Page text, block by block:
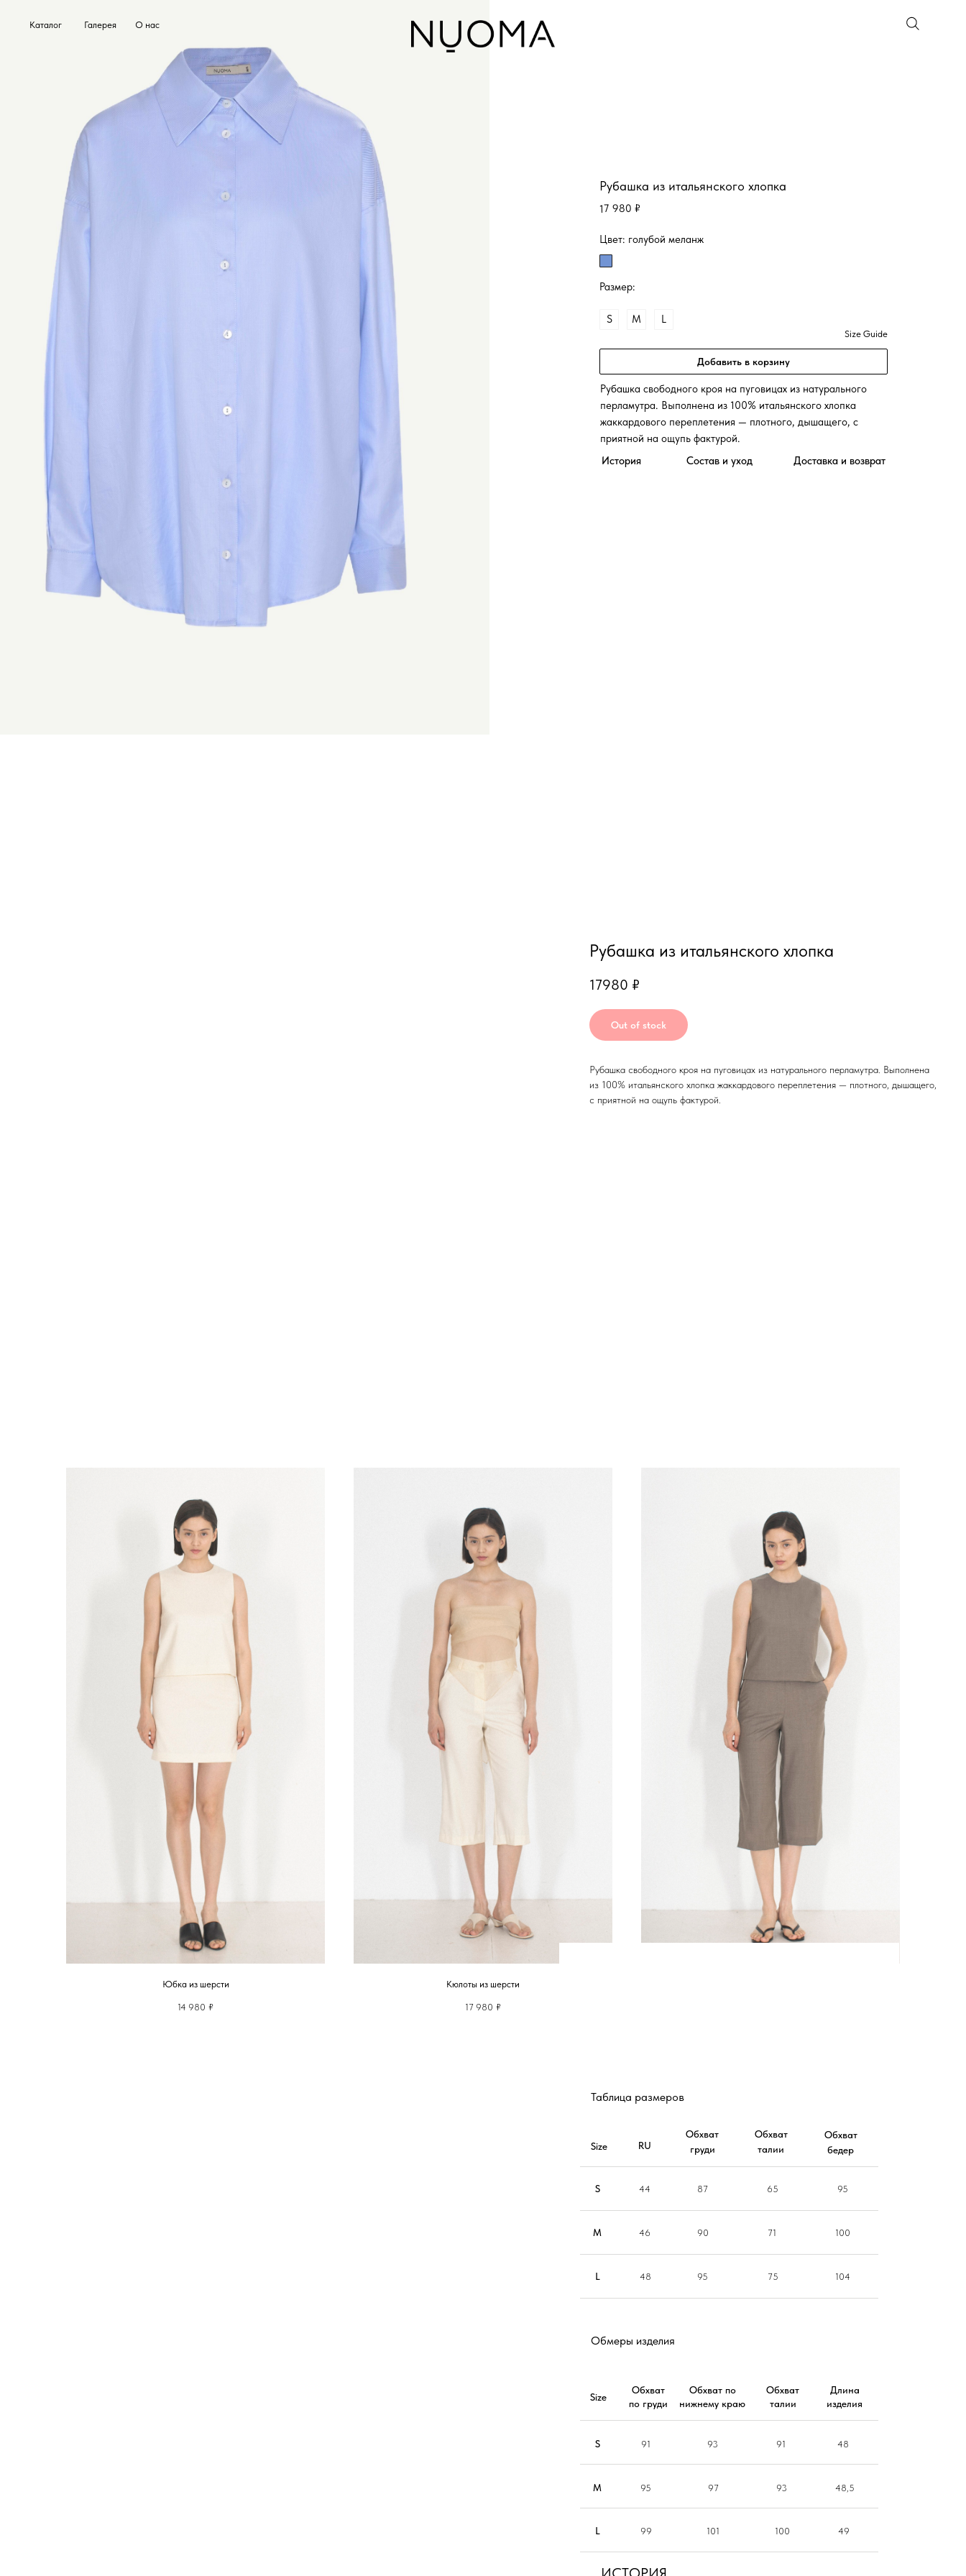
Каталог Галерея О нас
История Доставка и возврат
Рубашка из итальянского хлопка
17 980 ₽
Размер:
Size Guide
Рубашка свободного кроя на пуговицах из натурального
перламутра. Выполнена из 100% итальянского хлопка
жаккардового переплетения — плотного, дышащего, с
приятной на ощупь фактурой.
Состав и уход
S M
голубой меланж
L
Добавить в корзину
Цвет:
Рубашка из итальянского хлопка
17980 ₽
Out of stock
Рубашка свободного кроя на пуговицах из натурального перламутра. Выполнена
из 100% итальянского хлопка жаккардового переплетения — плотного, дышащего,
с приятной на ощупь фактурой.
Юбка из шерсти
14 980 ₽
Кюлоты из шерсти
17 980 ₽
Таблица размеров
Обмеры изделия
Size
Size
S
RU
M
Обхват
груди
Обхват
по груди
Обхват
талии
Обхват по
нижнему краю
Обхват
бедер
Обхват
талии
S
Длина
изделия
44 87
91
65
93
95
91
46 90
48
71
95
100
97
M
93 48,5
L
L
48 95 75 104
49
100
101
99